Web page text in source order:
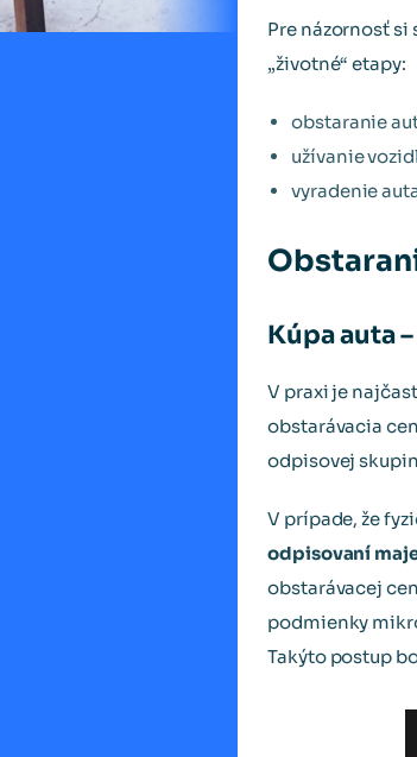
Pre názornosť
„životné“ etapy:
obstaranie
užívanie
vyradenie
Kúpa auta
V praxi je
obstarávacia
odpisovej
V prípade, že
odpisovaní
obstarávacej
podmienky
Takýto postup